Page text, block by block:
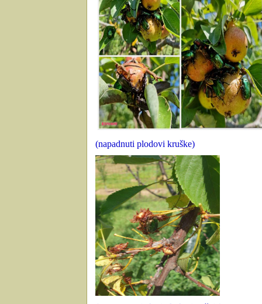
(napadnuti plodovi kruške)